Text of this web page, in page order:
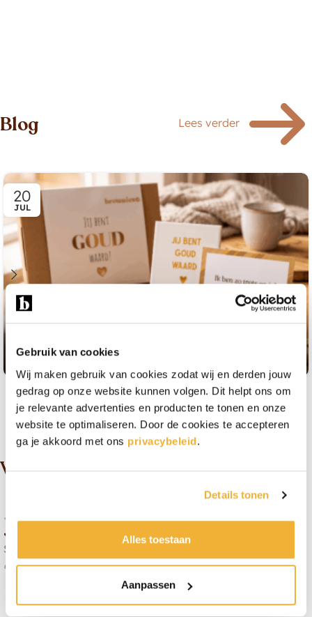
Gebruik van cookies
Wij maken gebruik van cookies zodat wij en derden jouw
gedrag op onze website kunnen volgen. Dit helpt ons om
je relevante advertenties en producten te tonen en onze
website te optimaliseren. Door de cookies te accepteren
ga je akkoord met ons privacybeleid.
Details tonen
Alles toestaan
Aanpassen
Blog Lees verder
20
JUL
Wat klanten zeggen
Alle reviews
Jurjen Giethoorn
Snel en duidelijk
6 mei 2026